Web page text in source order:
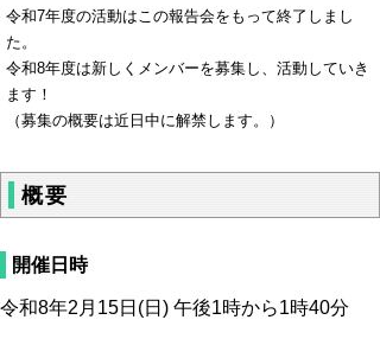
令和7年度の活動はこの報告会をもって終了しまし
た。
令和8年度は新しくメンバーを募集し、活動していき
ます！
（募集の概要は近日中に解禁します。）
概要
開催日時
令和8年2月15日(日) 午後1時から1時40分